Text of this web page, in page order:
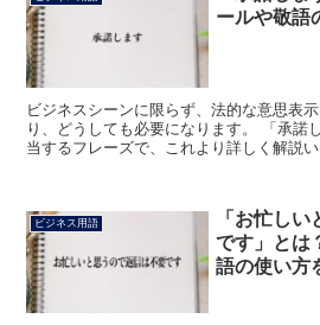
ールや敬語
ビジネスシーンに限らず、法的な意思表
り、どうしても必要になります。 「承諾
当するフレーズで、これより詳しく解説
ビジネス用語
「お忙し
です」とは
語の使い方